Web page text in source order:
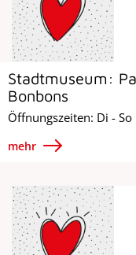
Stadtmuseum:
Bonbons
Öffnungszeiten: Di -
mehr